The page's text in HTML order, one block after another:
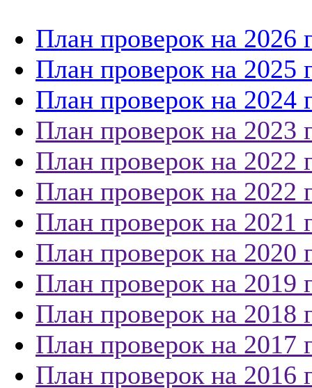
План проверок на 2026
План проверок на 2025
План проверок на 2024
План проверок на 2023
План проверок на 2022
План проверок на 2022
План проверок на 2021
План проверок на 2020
План проверок на 2019
План проверок на 2018
План проверок на 2017
План проверок на 2016